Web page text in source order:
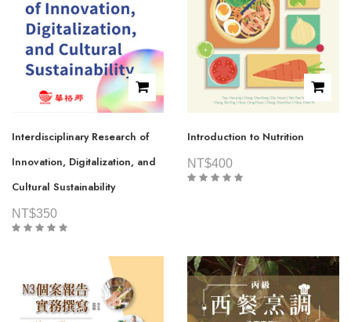
Interdisciplinary Research of
Innovation, Digitalization, and
Cultural Sustainability
NT$350
Introduction to Nutrition
NT$400